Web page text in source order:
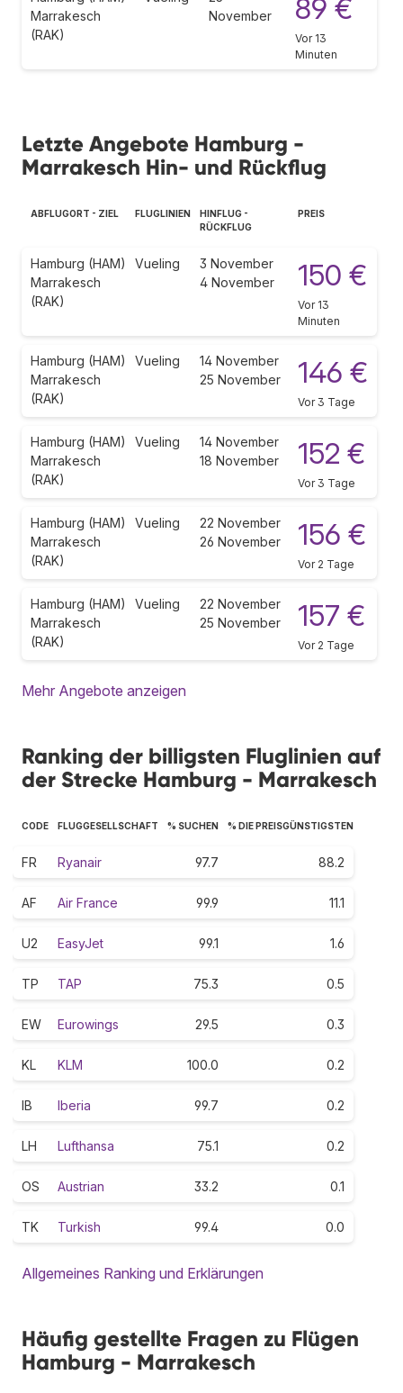
Marrakesch
(RAK)
November
89 €
Vor 13
Minuten
Letzte Angebote Hamburg -
Marrakesch Hin- und Rückflug
ABFLUGORT - ZIEL FLUGLINIEN
HINFLUG -
RÜCKFLUG
PREIS
Hamburg (HAM)
Marrakesch
(RAK)
Vueling
3 November
4 November
150 €
Vor 13
Minuten
Hamburg (HAM)
Marrakesch
(RAK)
Vueling
14 November
25 November
146 €
Vor 3 Tage
Hamburg (HAM)
Marrakesch
(RAK)
Vueling
14 November
18 November
152 €
Vor 3 Tage
Hamburg (HAM)
Marrakesch
(RAK)
Vueling
22 November
26 November
156 €
Vor 2 Tage
Hamburg (HAM)
Marrakesch
(RAK)
Vueling
22 November
25 November
157 €
Vor 2 Tage
Mehr Angebote anzeigen
Ranking der billigsten Fluglinien auf
der Strecke Hamburg - Marrakesch
CODE FLUGGESELLSCHAFT % SUCHEN % DIE PREISGÜNSTIGSTEN
FR Ryanair 97.7 88.2
AF Air France 99.9 11.1
U2 EasyJet 99.1 1.6
TP TAP 75.3 0.5
EW Eurowings 29.5 0.3
KL KLM 100.0 0.2
IB Iberia 99.7 0.2
LH Lufthansa 75.1 0.2
OS Austrian 33.2 0.1
TK Turkish 99.4 0.0
Allgemeines Ranking und Erklärungen
Häufig gestellte Fragen zu Flügen
Hamburg - Marrakesch